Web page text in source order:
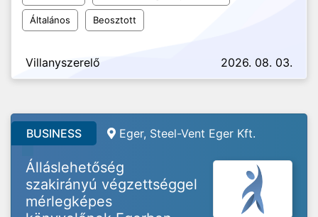
Általános Beosztott
Villanyszerelő 2026. 08. 03.
BUSINESS Eger, Steel-Vent Eger Kft.
Álláslehetőség
szakirányú végzettséggel
mérlegképes